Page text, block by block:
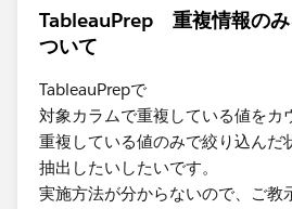
TableauPrep 重複情報のみ
ついて
TableauPrepで
対象カラムで重複している値をカ
重複している値のみで絞り込んだ
抽出したいしたいです。
実施方法が分からないので、ご教